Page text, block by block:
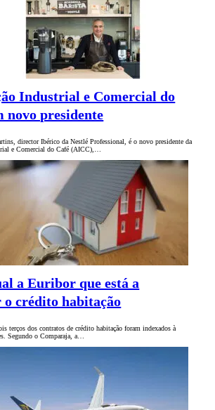
Industrial e Comercial do
novo presidente
director Ibérico da Nestlé Professional, é o novo presidente da
e Comercial do Café (AICC),…
a Euribor que está a
crédito habitação
terços dos contratos de crédito habitação foram indexados à
Segundo o Comparaja, a…